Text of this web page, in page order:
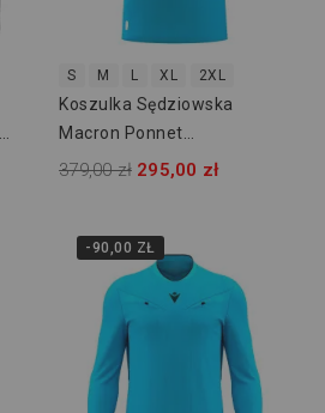
S M L XL 2XL
Koszulka Sędziowska
Macron Ponnet
800000143700
379,00 zł 295,00 zł
-90,00 ZŁ